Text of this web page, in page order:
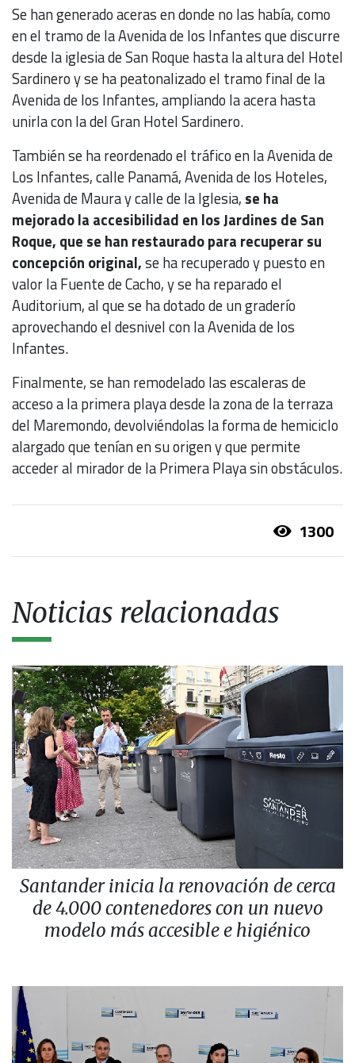
Se han generado aceras en donde no las había, como
en el tramo de la Avenida de los Infantes que discurre
desde la iglesia de San Roque hasta la altura del Hotel
Sardinero y se ha peatonalizado el tramo final de la
Avenida de los Infantes, ampliando la acera hasta
unirla con la del Gran Hotel Sardinero.
También se ha reordenado el tráfico en la Avenida de
Los Infantes, calle Panamá, Avenida de los Hoteles,
Avenida de Maura y calle de la Iglesia, se ha
mejorado la accesibilidad en los Jardines de San
Roque, que se han restaurado para recuperar su
concepción original,se ha recuperado y puesto en
valor la Fuente de Cacho, y se ha reparado el
Auditorium, al que se ha dotado de un graderío
aprovechando el desnivel con la Avenida de los
Infantes.
Finalmente, se han remodelado las escaleras de
acceso a la primera playa desde la zona de la terraza
del Maremondo, devolviéndolas la forma de hemiciclo
alargado que tenían en su origen y que permite
acceder al mirador de la Primera Playa sin obstáculos.
1300
Noticias relacionadas
Santander inicia la renovación de cerca
de 4.000 contenedores con un nuevo
modelo más accesible e higiénico